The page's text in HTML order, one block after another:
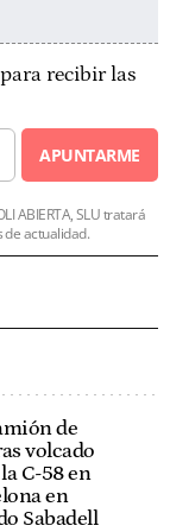
recibir las
APUNTARME
ABIERTA, SLU tratará
de actualidad.
de
volcado
C-58 en
en
Sabadell